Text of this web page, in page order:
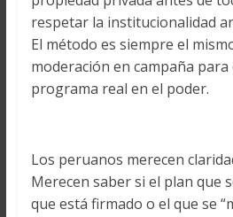
respetar la institucionalidad
El método es siempre el
moderación en campaña para
programa real en el poder.
Los peruanos merecen
Merecen saber si el plan que
que está firmado o el que se